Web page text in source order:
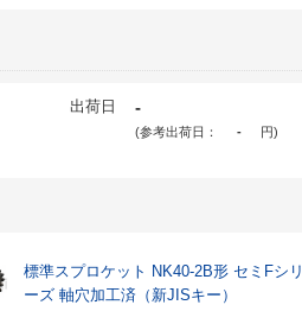
出荷日 -
(参考出荷日： - 円)
標準スプロケット NK40-2B形 セミFシリ
ーズ 軸穴加工済（新JISキー）